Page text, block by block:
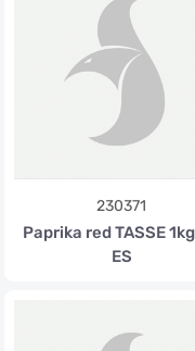
230371
Paprika red TASSE
ES